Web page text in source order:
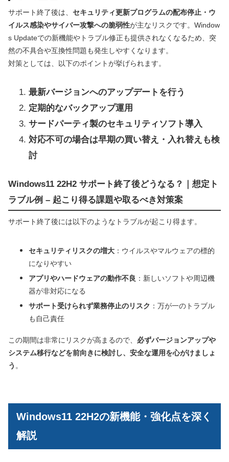
サポート終了後は、 セキュリティ更新プログラムの配布停止・ウ
イルス感染やサイバー攻撃への脆弱性が主なリスクです。Window
s Updateでの新機能やトラブル修正も提供されなくなるため、突
然の不具合や互換性問題も発生しやすくなります。
対策としては、以下のポイントが挙げられます。
最新バージョンへのアップデートを行う
定期的なバックアップ運用
サードパーティ製のセキュリティソフト導入
対応不可の場合は早期の買い替え・入れ替えも検
討
Windows11 22H2 サポート終了後どうなる？｜想定ト
ラブル例 – 起こり得る課題や取るべき対策案
サポート終了後には以下のようなトラブルが起こり得ます。
セキュリティリスクの増大 ：ウイルスやマルウェアの標的
になりやすい
アプリやハードウェアの動作不良 ：新しいソフトや周辺機
器が非対応になる
サポート受けられず業務停止のリスク ：万が一のトラブル
も自己責任
この期間は非常にリスクが高まるので、 必ずバージョンアップや
システム移行などを前向きに検討し、安全な運用を心がけましょ
う 。
Windows11 22H2の新機能・強化点を深く
解説